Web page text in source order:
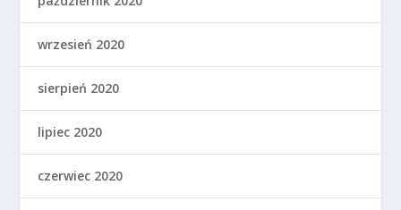
wrzesień 2020
sierpień 2020
lipiec 2020
czerwiec 2020